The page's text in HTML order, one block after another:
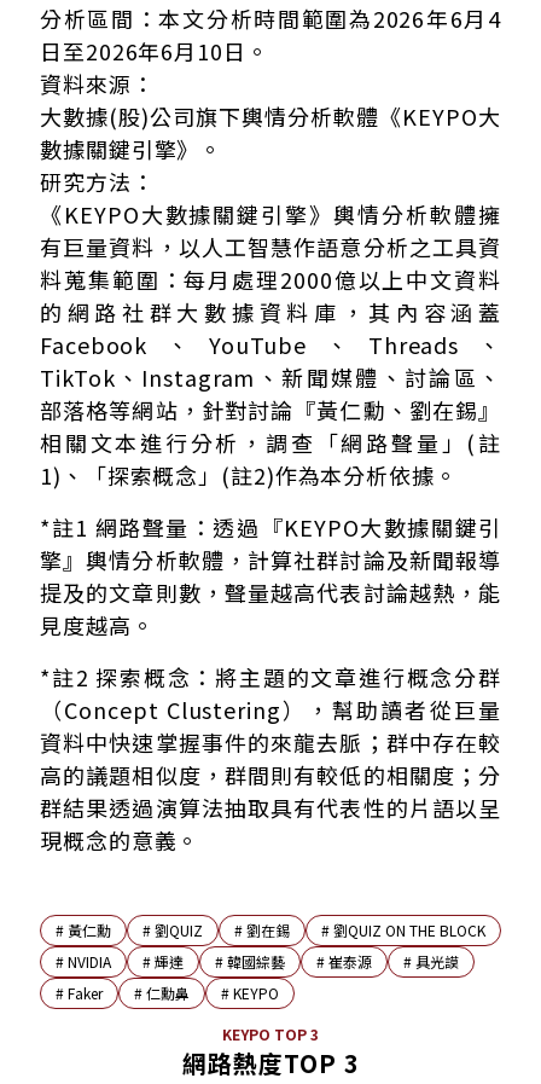
分析區間：本文分析時間範圍為2026年6月4
日至2026年6月10日。
資料來源：
大數據(股)公司旗下輿情分析軟體《KEYPO大
數據關鍵引擎》。
研究方法：
《KEYPO大數據關鍵引擎》輿情分析軟體擁
有巨量資料，以人工智慧作語意分析之工具資
料蒐集範圍：每月處理2000億以上中文資料
的網路社群大數據資料庫，其內容涵蓋
Facebook、YouTube、Threads、
TikTok、Instagram、新聞媒體、討論區、
部落格等網站，針對討論『黃仁勳、劉在錫』
相關文本進行分析，調查「網路聲量」(註
1)、「探索概念」(註2)作為本分析依據。
*註1 網路聲量：透過『KEYPO大數據關鍵引
擎』輿情分析軟體，計算社群討論及新聞報導
提及的文章則數，聲量越高代表討論越熱，能
見度越高。
*註2 探索概念：將主題的文章進行概念分群
（Concept Clustering），幫助讀者從巨量
資料中快速掌握事件的來龍去脈；群中存在較
高的議題相似度，群間則有較低的相關度；分
群結果透過演算法抽取具有代表性的片語以呈
現概念的意義。
# 黃仁勳 #劉QUIZ #劉在錫 #劉QUIZ ON THE BLOCK
#NVIDIA #輝達 #韓國綜藝 #崔泰源 #具光謨
#Faker #仁勳鼻 #KEYPO
KEYPO TOP 3
網路熱度TOP 3